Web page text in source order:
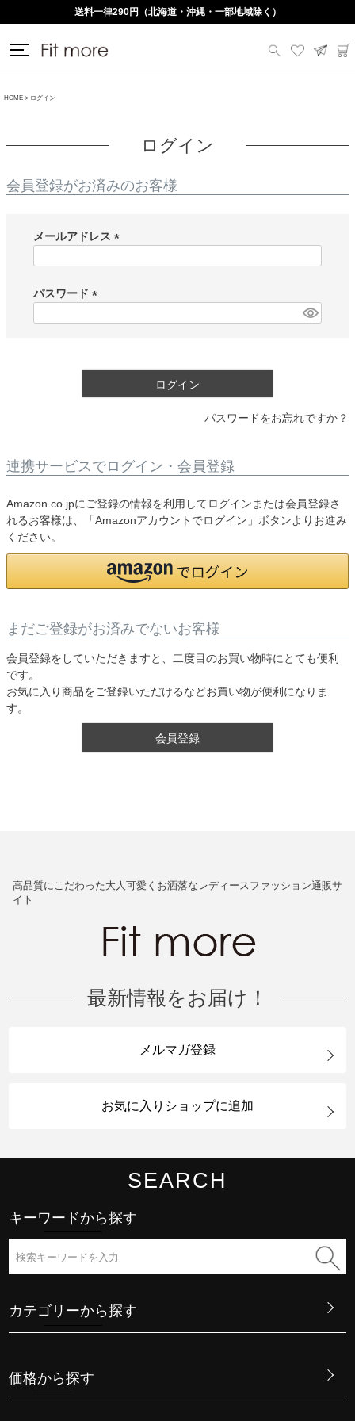
送料一律290円（北海道・沖縄・一部地域除く）
HOME ログイン
ログイン
会員登録がお済みのお客様
メールアドレス
)
パスワード
ログイン
パスワードをお忘れですか？
連携サービスでログイン・会員登録
Amazon.co.jpにご登録の情報を利用してログインまたは会員登録さ
れるお客様は、「Amazonアカウントでログイン」ボタンよりお進み
ください。
まだご登録がお済みでないお客様
会員登録をしていただきますと、二度目のお買い物時にとても便利
です。
お気に入り商品をご登録いただけるなどお買い物が便利になりま
す。
会員登録
高品質にこだわった大人可愛くお洒落なレディースファッション通販サ
イト
最新情報をお届け！
メルマガ登録
お気に入りショップに追加
SEARCH
キーワードから探す
カテゴリーから探す
価格から探す